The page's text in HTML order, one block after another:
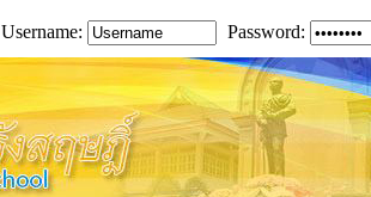
Username: Password: